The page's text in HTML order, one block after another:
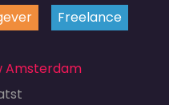
Freelance
Amsterdam